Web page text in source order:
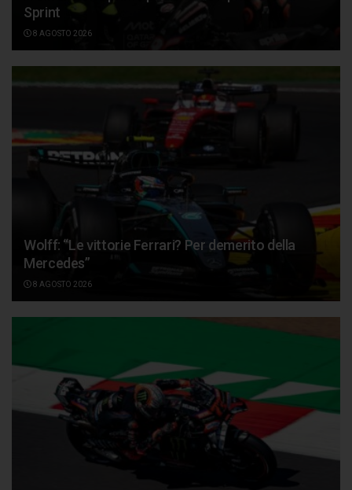
Sprint
8 AGOSTO 2026
Wolff: “Le vittorie Ferrari? Per demerito della
Mercedes”
8 AGOSTO 2026